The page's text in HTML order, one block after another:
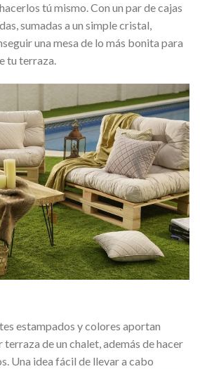
tú mismo. Con un par de cajas
sumadas a un simple cristal,
una mesa de lo más bonita para
tu terraza.
estampados y colores aportan
de un chalet, además de hacer
Una idea fácil de llevar a cabo